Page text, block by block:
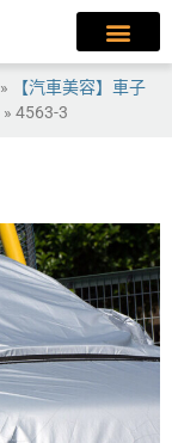
»
【汽車美容】車子
» 4563-3